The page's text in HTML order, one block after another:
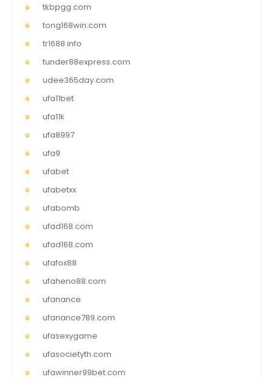
tkbpgg.com
tong168win.com
tr1688.info
tunder88express.com
udee365day.com
ufa11bet
ufa11k
ufa8997
ufa9
ufabet
ufabetxx
ufabomb
ufad168.com
ufad168.com
ufafox88
ufaheno88.com
ufanance
ufanance789.com
ufasexygame
ufasocietyth.com
ufawinner99bet.com